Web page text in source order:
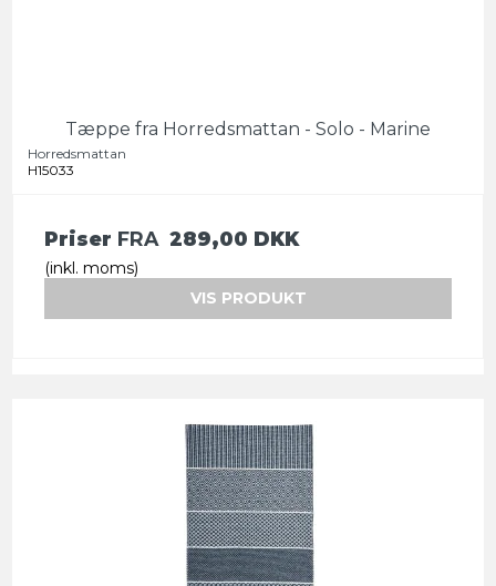
Tæppe fra Horredsmattan - Solo - Marine
Horredsmattan
H15033
Priser FRA 289,00 DKK
(inkl. moms)
VIS PRODUKT